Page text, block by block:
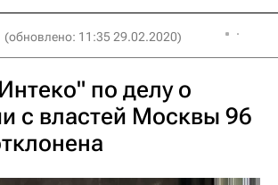
(обновлено: 11:35 29.02.2020)
по делу о
с властей Москвы 96